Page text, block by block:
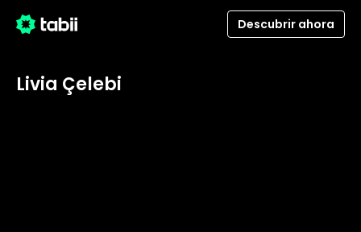
Descubrir ahora
Livia Çelebi